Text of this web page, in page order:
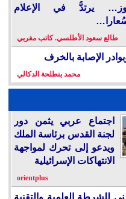
يرتدُّ في الإعلام
طالع سعود الأطلسي. كاتب مغربي
الإصابة بالخرف
محمد بنطلحة الدكالي
اجتماع عربي يثمن دور
لجنة القدس برئاسة الملك
ويدعو إلى تحرك لمواجهة
الانتهاكات الإسرائيلية
orientplus
للشرطة العلمية والتقنية